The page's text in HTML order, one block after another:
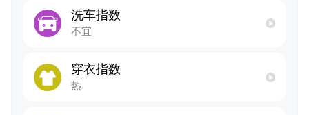
洗车指数
不宜
穿衣指数
热